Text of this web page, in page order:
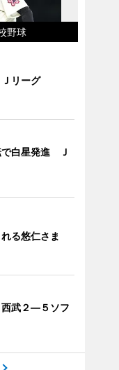
野球
リーグ
で白星発進 Ｊ
る悠仁さま
西武２―５ソフ